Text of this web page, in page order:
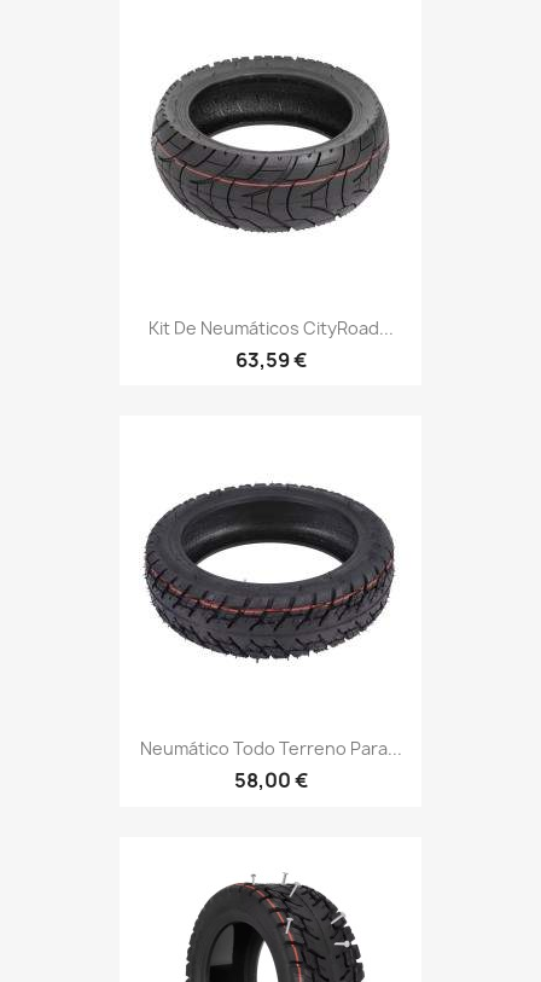
Kit De Neumáticos CityRoad...
63,59 €
Neumático Todo Terreno Para...
58,00 €